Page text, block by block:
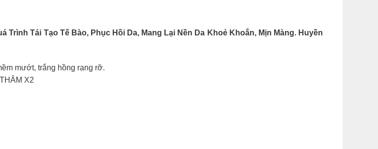
Trình Tái Tạo Tế Bào, Phục Hồi Da, Mang Lại Nền Da Khoẻ Khoắn, Mịn Màng. Huyền
mướt, trắng hồng rạng rỡ.
X2